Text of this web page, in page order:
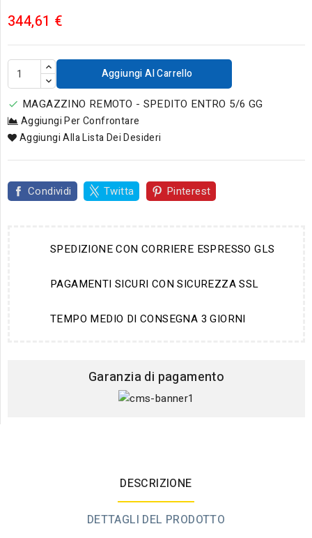
344,61 €
Aggiungi Al Carrello
 MAGAZZINO REMOTO - SPEDITO ENTRO 5/6 GG
Aggiungi Per Confrontare
Aggiungi Alla Lista Dei Desideri
Condividi Twitta Pinterest
SPEDIZIONE CON CORRIERE ESPRESSO GLS
PAGAMENTI SICURI CON SICUREZZA SSL
TEMPO MEDIO DI CONSEGNA 3 GIORNI
Garanzia di pagamento
DESCRIZIONE
DETTAGLI DEL PRODOTTO